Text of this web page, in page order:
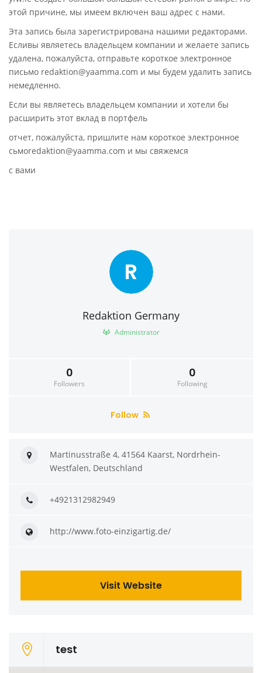
этой причине, мы имеем включен ваш адрес с нами.
Эта запись была зарегистрирована нашими редакторами.
Есливы являетесь владельцем компании и желаете запись
удалена, пожалуйста, отправьте короткое электронное
письмо redaktion@yaamma.com и мы будем удалить запись
немедленно.
Если вы являетесь владельцем компании и хотели бы
расширить этот вклад в портфель
отчет, пожалуйста, пришлите нам короткое электронное
сьмоredaktion@yaamma.com и мы свяжемся
с вами
R
Redaktion Germany
Administrator
0
Followers
0
Following
Follow
Martinusstraße 4, 41564 Kaarst, Nordrhein-
Westfalen, Deutschland
+4921312982949
http://www.foto-einzigartig.de/
Visit Website
test